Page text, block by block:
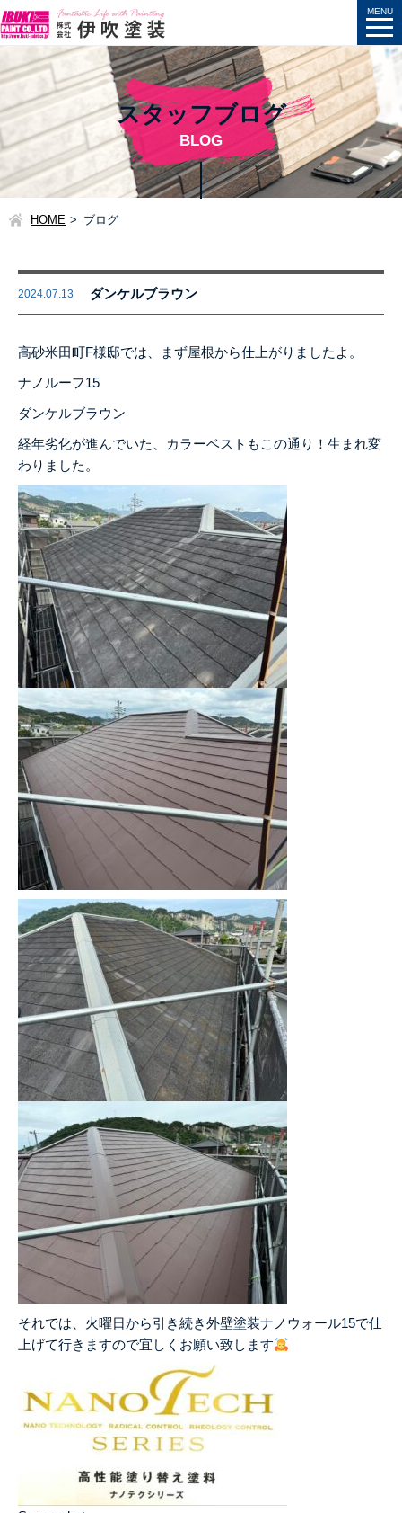
スタッフブログ
BLOG
HOME ブログ
2024.07.13 ダンケルブラウン
高砂米田町F様邸では、まず屋根から仕上がりましたよ。
ナノルーフ15
ダンケルブラウン
経年劣化が進んでいた、カラーベストもこの通り！生まれ変
わりました。
それでは、火曜日から引き続き外壁塗装ナノウォール15で仕
上げて行きますので宜しくお願い致します